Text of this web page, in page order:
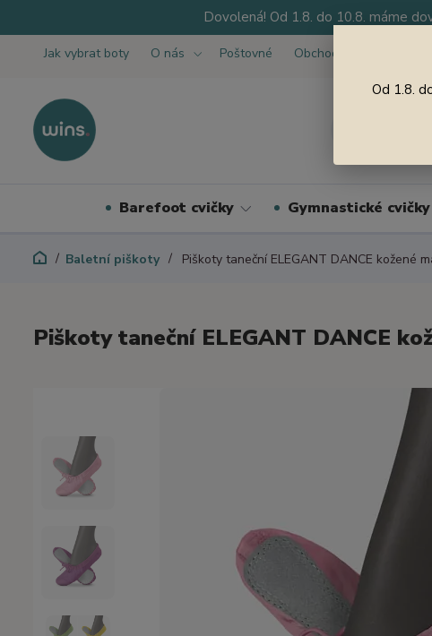
Dovolená! Od 1.8. do 10.8. máme
Jak vybrat boty O nás Poštovné Obchodní podmínky
Barefoot cvičky Gymnastické cvičky
Baletní piškoty Piškoty taneční ELEGANT DANCE kožené
Piškoty taneční ELEGANT DANCE
Od 1.8.